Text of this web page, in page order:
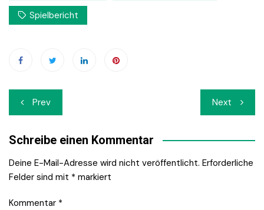
Spielbericht
Beitrags-
Navigation
Prev Next
Schreibe einen Kommentar
Deine E-Mail-Adresse wird nicht veröffentlicht. Erforderliche
Felder sind mit * markiert
Kommentar *